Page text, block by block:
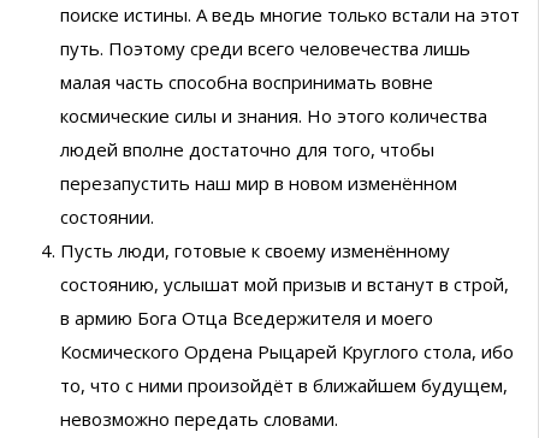
поиске истины. А ведь многие только встали на этот
путь. Поэтому среди всего человечества лишь
малая часть способна воспринимать вовне
космические силы и знания. Но этого количества
людей вполне достаточно для того, чтобы
перезапустить наш мир в новом изменённом
состоянии.
Пусть люди, готовые к своему изменённому
состоянию, услышат мой призыв и встанут в строй,
в армию Бога Отца Вседержителя и моего
Космического Ордена Рыцарей Круглого стола, ибо
то, что с ними произойдёт в ближайшем будущем,
невозможно передать словами.